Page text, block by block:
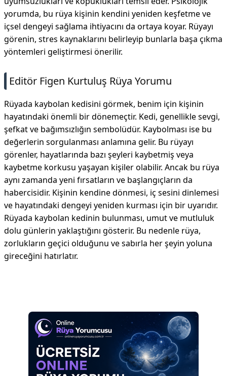
yorumda, bu rüya kişinin kendini yeniden keşfetme ve
içsel dengeyi sağlama ihtiyacını da ortaya koyar. Rüyayı
görenin, stres kaynaklarını belirleyip bunlarla başa çıkma
yöntemleri geliştirmesi önerilir.
Editör Figen Kurtuluş Rüya Yorumu
Rüyada kaybolan kedisini görmek, benim için kişinin
hayatındaki önemli bir dönemeçtir. Kedi, genellikle sevgi,
şefkat ve bağımsızlığın sembolüdür. Kaybolması ise bu
değerlerin sorgulanması anlamına gelir. Bu rüyayı
görenler, hayatlarında bazı şeyleri kaybetmiş veya
kaybetme korkusu yaşayan kişiler olabilir. Ancak bu rüya
aynı zamanda yeni fırsatların ve başlangıçların da
habercisidir. Kişinin kendine dönmesi, iç sesini dinlemesi
ve hayatındaki dengeyi yeniden kurması için bir uyarıdır.
Rüyada kaybolan kedinin bulunması, umut ve mutluluk
dolu günlerin yaklaştığını gösterir. Bu nedenle rüya,
zorlukların geçici olduğunu ve sabırla her şeyin yoluna
gireceğini hatırlatır.